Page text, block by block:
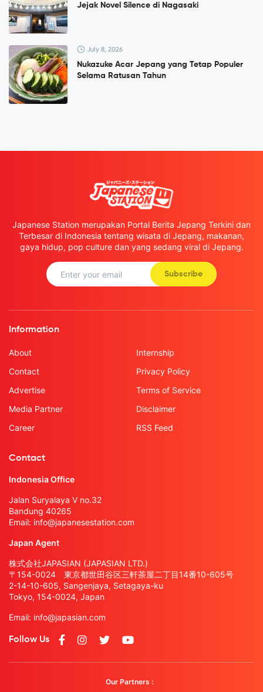
Jejak Novel Silence di Nagasaki
July 8, 2026
Nukazuke Acar Jepang yang Tetap Populer
Selama Ratusan Tahun
Japanese Station merupakan Portal Berita Jepang Terkini dan
Terbesar di Indonesia tentang wisata di Jepang, makanan,
gaya hidup, pop culture dan yang sedang viral di Jepang.
Subscribe
Information
About
Contact
Advertise
Media Partner
Career
Internship
Privacy Policy
Terms of Service
Disclaimer
RSS Feed
Contact
Indonesia Office
Jalan Suryalaya V no.32
Bandung 40265
Email: info@japanesestation.com
Japan Agent
株式会社JAPASIAN (JAPASIAN LTD.)
〒154-0024 東京都世田谷区三軒茶屋二丁目14番10-605号
2-14-10-605, Sangenjaya, Setagaya-ku
Tokyo, 154-0024, Japan
Email: info@japasian.com
Follow Us
Our Partners :